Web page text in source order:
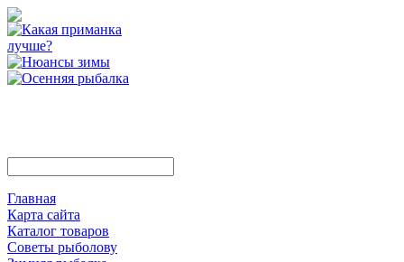
Главная
Карта сайта
Каталог товаров
Советы рыболову